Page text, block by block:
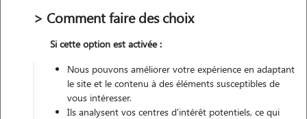
3 animaux
Véhiculé
> Comment faire des choix
Si cette option est activée :
Nous pouvons améliorer votre expérience en adaptant
le site et le contenu à des éléments susceptibles de
vous intéresser.
Ils analysent vos centres d'intérêt potentiels, ce qui